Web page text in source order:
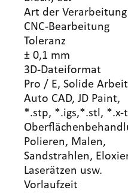
Art der Verarbeitung
CNC-Bearbeitung
Toleranz
± 0,1 mm
3D-Dateiformat
Pro / E, Solide
Auto CAD, JD Paint,
*.stp, *.igs,*.stl, *.x-
Polieren, Malen,
Sandstrahlen,
Laserätzen usw.
Vorlaufzeit